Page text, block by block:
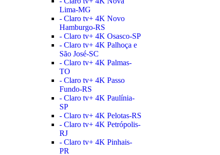
Lima-MG
- Claro tv+ 4K Novo
Hamburgo-RS
- Claro tv+ 4K Osasco-SP
- Claro tv+ 4K Palhoça e
São José-SC
- Claro tv+ 4K Palmas-
TO
- Claro tv+ 4K Passo
Fundo-RS
- Claro tv+ 4K Paulínia-
SP
- Claro tv+ 4K Pelotas-RS
- Claro tv+ 4K Petrópolis-
RJ
- Claro tv+ 4K Pinhais-
PR